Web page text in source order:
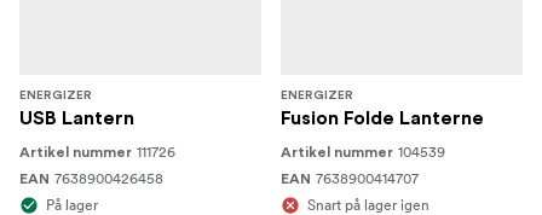
ENERGIZER
USB Lantern
Artikel nummer 111726
EAN 7638900426458
På lager
ENERGIZER
Fusion Folde Lanterne
Artikel nummer 104539
EAN 7638900414707
Snart på lager igen